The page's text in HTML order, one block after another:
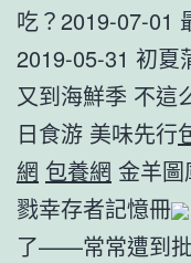
吃？2019-07-01
2019-05-31 初夏
又到海鮮季 不這
日食游 美味先行
網 包養網 金羊圖
戮幸存者記憶冊
了——常常遭到